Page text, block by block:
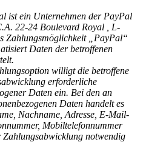
ist ein Unternehmen der PayPal
22-24 Boulevard Royal , L-
Zahlungsmöglichkeit „PayPal“
Daten der betroffenen
willigt die betroffene
erforderliche
Daten ein. Bei den an
Daten handelt es
Nachname, Adresse, E-Mail-
Mobiltelefonnummer
notwendig